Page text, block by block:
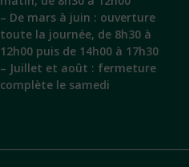
– De mars à juin : ouverture
toute la journée, de 8h30 à
12h00 puis de 14h00 à 17h30
– Juillet et août : fermeture
complète le samedi